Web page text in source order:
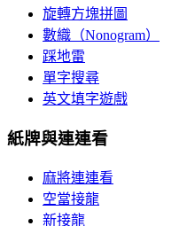
旋轉方塊拼圖
數織（Nonogram）
踩地雷
單字搜尋
英文填字遊戲
紙牌與連連看
麻將連連看
空當接龍
新接龍